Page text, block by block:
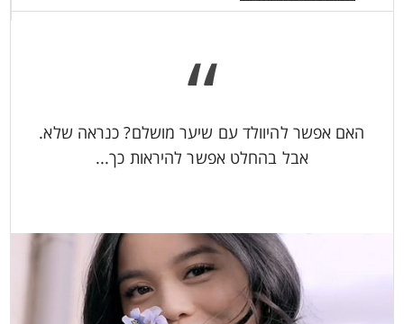
“
האם אפשר להיוולד עם שיער מושלם? כנראה שלא.
אבל בהחלט אפשר להיראות כך...